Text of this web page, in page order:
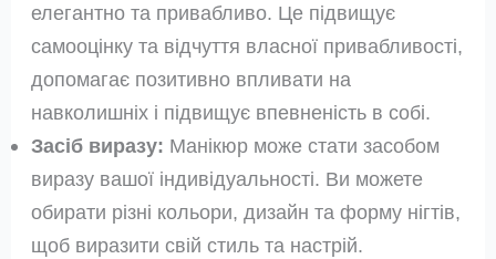
елегантно та привабливо. Це підвищує
самооцінку та відчуття власної привабливості,
допомагає позитивно впливати на
навколишніх і підвищує впевненість в собі.
Засіб виразу: Манікюр може стати засобом
виразу вашої індивідуальності. Ви можете
обирати різні кольори, дизайн та форму нігтів,
щоб виразити свій стиль та настрій.